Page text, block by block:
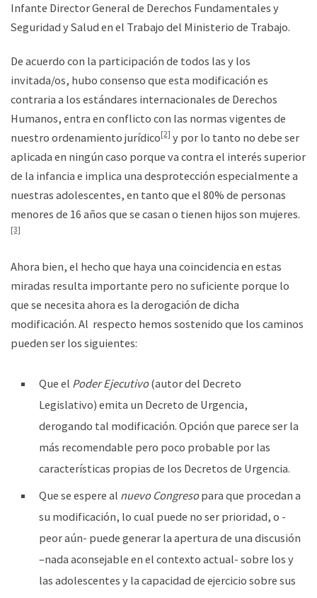
Infante Director General de Derechos Fundamentales y
Seguridad y Salud en el Trabajo del Ministerio de Trabajo.
De acuerdo con la participación de todos las y los
invitada/os, hubo consenso que esta modificación es
contraria a los estándares internacionales de Derechos
Humanos, entra en conflicto con las normas vigentes de
nuestro ordenamiento jurídico[2] y por lo tanto no debe ser
aplicada en ningún caso porque va contra el interés superior
de la infancia e implica una desprotección especialmente a
nuestras adolescentes, en tanto que el 80% de personas
menores de 16 años que se casan o tienen hijos son mujeres.
[3]
Ahora bien, el hecho que haya una coincidencia en estas
miradas resulta importante pero no suficiente porque lo
que se necesita ahora es la derogación de dicha
modificación. Al respecto hemos sostenido que los caminos
pueden ser los siguientes:
Que el Poder Ejecutivo(autor del Decreto
Legislativo) emita un Decreto de Urgencia,
derogando tal modificación. Opción que parece ser la
más recomendable pero poco probable por las
características propias de los Decretos de Urgencia.
Que se espere al nuevo Congresopara que procedan a
su modificación, lo cual puede no ser prioridad, o -
peor aún- puede generar la apertura de una discusión
–nada aconsejable en el contexto actual- sobre los y
las adolescentes y la capacidad de ejercicio sobre sus